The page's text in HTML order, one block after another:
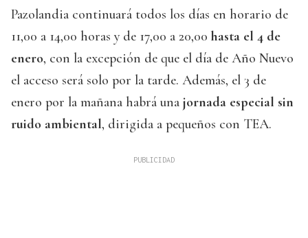
Pazolandia continuará todos los días en horario de
11,00 a 14,00 horas y de 17,00 a 20,00 hasta el 4 de
enero, con la excepción de que el día de Año Nuevo
el acceso será solo por la tarde. Además, el 3 de
enero por la mañana habrá una jornada especial sin
ruido ambiental, dirigida a pequeños con TEA.